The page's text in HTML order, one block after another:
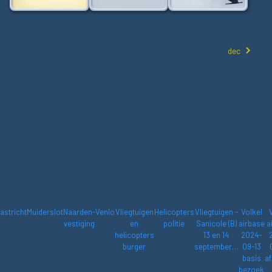
dec
MuiderslotNaarden-
vestiging
VenloVliegtuigen
en
helicopters
burger
Helicopters
politie
Vliegtuigen -
Sanicole (B)
13 en 14
september…
Volkel
airbase
2024-
09-13
basis
bezoek